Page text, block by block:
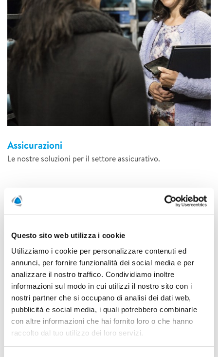
Questo sito web utilizza i cookie
Utilizziamo i cookie per personalizzare contenuti ed
annunci, per fornire funzionalità dei social media e per
analizzare il nostro traffico. Condividiamo inoltre
informazioni sul modo in cui utilizzi il nostro sito con i
nostri partner che si occupano di analisi dei dati web,
pubblicità e social media, i quali potrebbero combinarle
con altre informazioni che hai fornito loro o che hanno
raccolto dal tuo utilizzo dei loro servizi.
Assicurazioni
Le nostre soluzioni per il settore assicurativo.